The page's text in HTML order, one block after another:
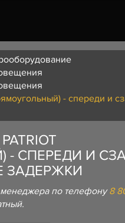
- спереди и
- СПЕРЕДИ И
ЗАДЕРЖКИ
по телефону8